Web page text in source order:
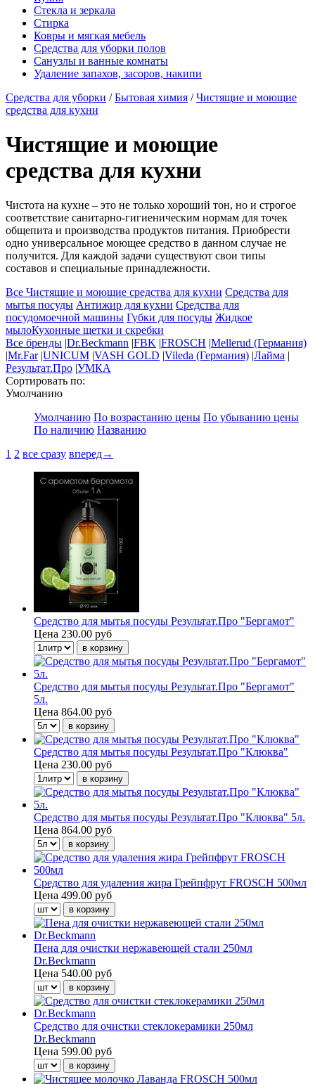
Стекла и зеркала
Стирка
Ковры и мягкая мебель
Средства для уборки полов
Санузлы и ванные комнаты
Удаление запахов, засоров, накипи
Средства для уборки /Бытовая химия /Чистящие и моющие
средства для кухни
Чистящие и моющие
средства для кухни
Чистота на кухне – это не только хороший тон, но и строгое
соответствие санитарно-гигиеническим нормам для точек
общепита и производства продуктов питания. Приобрести
одно универсальное моющее средство в данном случае не
получится. Для каждой задачи существуют свои типы
составов и специальные принадлежности.
Все Чистящие и моющие средства для кухни Средства для
мытья посуды Антижир для кухни Средства для
посудомоечной машины Губки для посуды Жидкое
мылоКухонные щетки и скребки
Все бренды |Dr.Beckmann |FBK |FROSCH |Mellerud (Германия)
|Mr.Far |UNICUM |VASH GOLD |Vileda (Германия) |Лайма |
Результат.Про |УМКА
Сортировать по:
Умолчанию
Умолчанию По возрастанию цены По убыванию цены
По наличию Названию
1 2 все сразу вперед→
Средство для мытья посуды Результат.Про "Бергамот"
Цена 230.00 руб
Средство для мытья посуды Результат.Про "Бергамот"
5л.
Цена 864.00 руб
Средство для мытья посуды Результат.Про "Клюква"
Цена 230.00 руб
Средство для мытья посуды Результат.Про "Клюква" 5л.
Цена 864.00 руб
Средство для удаления жира Грейпфрут FROSCH 500мл
Цена 499.00 руб
Пена для очистки нержавеющей стали 250мл
Dr.Beckmann
Цена 540.00 руб
Средство для очистки стеклокерамики 250мл
Dr.Beckmann
Цена 599.00 руб